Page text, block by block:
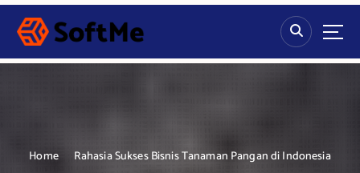
S
p
Home Rahasia Sukses Bisnis Tanaman Pangan di Indonesia